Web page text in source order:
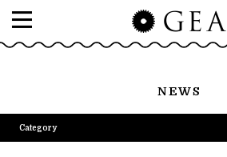
NEWS
Category